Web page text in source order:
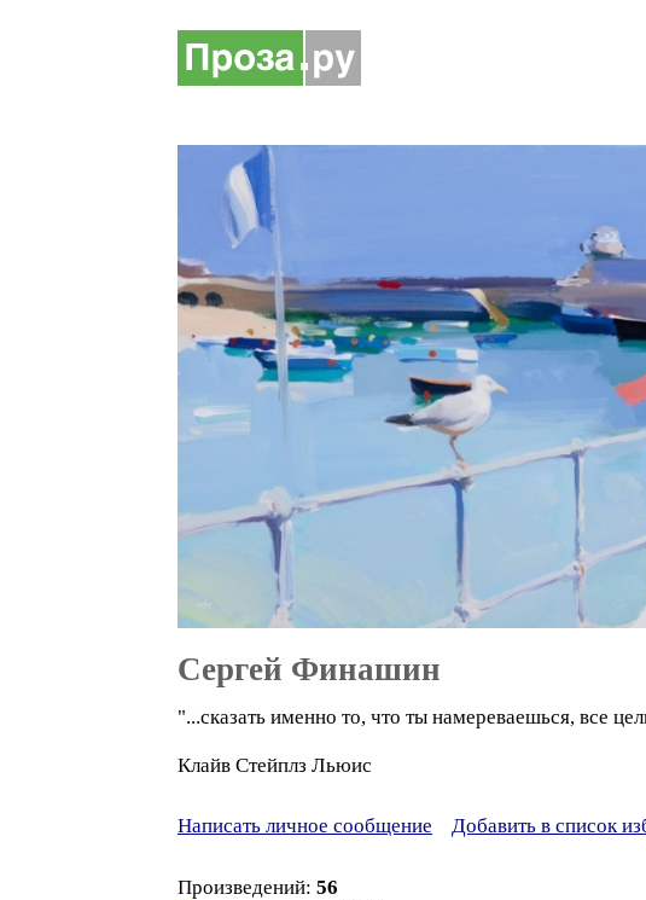
Сергей Финашин
"...сказать именно то, что ты намереваешься, все
Клайв Стейплз Льюис
Написать личное сообщение Добавить в список
Произведений: 56